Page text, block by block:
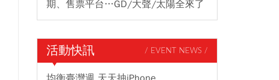
期、售票平台…GD/大聲/太陽全來了
活動快訊 / EVENT NEWS /